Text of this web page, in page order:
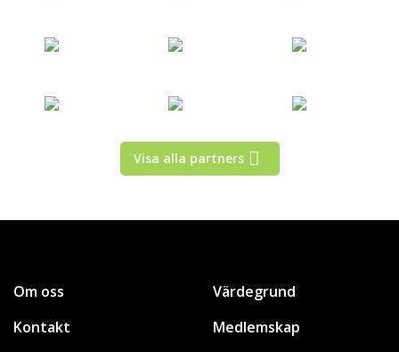
Visa alla partners
Om oss
Kontakt
Värdegrund
Medlemskap